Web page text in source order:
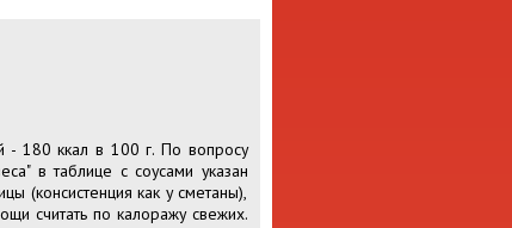
- 180 ккал в 100 г. По вопросу
в таблице с соусами указан
(консистенция как у сметаны),
считать по калоражу свежих.